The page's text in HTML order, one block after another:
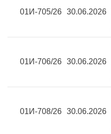
01И-705/26 30.06.2026
01И-706/26 30.06.2026
01И-708/26 30.06.2026